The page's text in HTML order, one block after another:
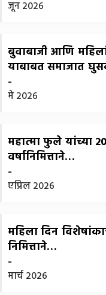
जून 2026
बुवाबाजी आणि
याबाबत समाजात
-
मे 2026
महात्मा फुले यांच्या
वर्षानिमित्ताने…
-
एप्रिल 2026
महिला दिन
निमित्ताने…
-
मार्च 2026